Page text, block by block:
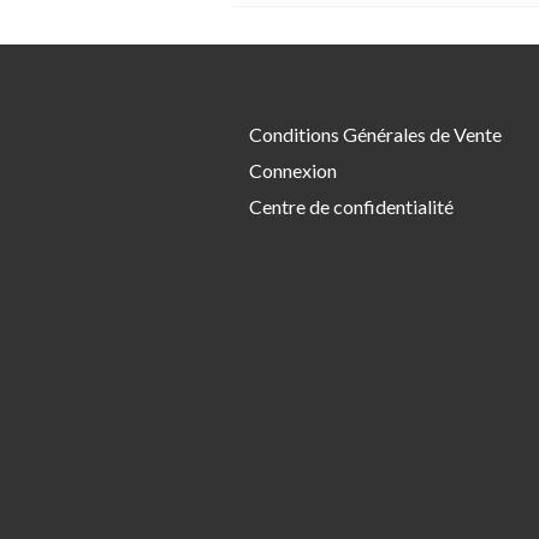
Conditions Générales de Vente
Connexion
Centre de confidentialité